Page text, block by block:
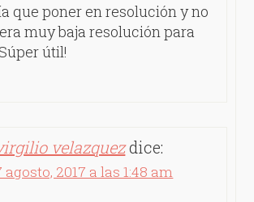
que poner en resolución y no
muy baja resolución para
útil!
velazquezdice:
agosto, 2017 a las 1:48 am